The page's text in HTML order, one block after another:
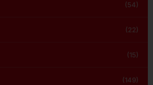
(54)
(22)
(15)
(149)